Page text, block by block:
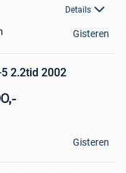
Details
Gisteren
2.2tid 2002
Gisteren